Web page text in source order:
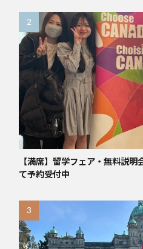
【満席】留学フェア・無料説
て予約受付中